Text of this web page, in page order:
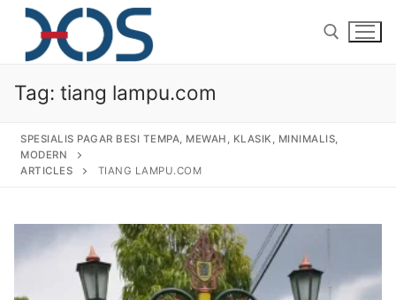
Products
Tag: tiang lampu.com
SPESIALIS PAGAR BESI TEMPA, MEWAH, KLASIK, MINIMALIS,
MODERN
ARTICLES
TIANG LAMPU.COM